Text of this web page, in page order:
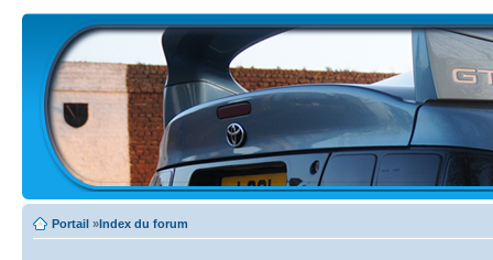
Portail »Index du forum